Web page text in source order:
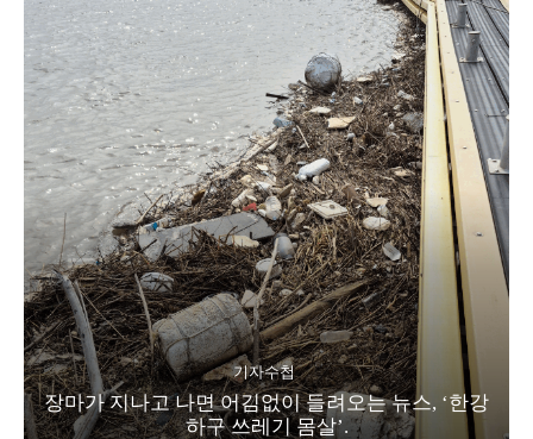
기자수첩
장마가 지나고 나면 어김없이 들려오는 뉴스, ‘한강
하구 쓰레기 몸살’.